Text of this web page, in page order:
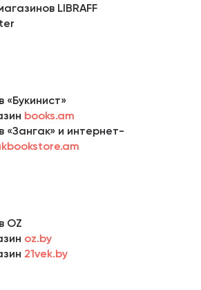
LIBRAFF
«Букинист»
books.am
«Зангак» и интернет-
OZ
oz.by
21vek.by